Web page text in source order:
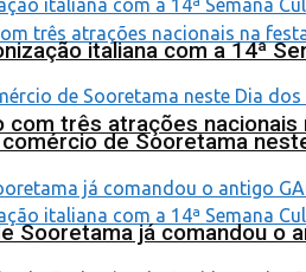
com três atrações
italiana com a 14ª
de Sooretama
Sooretama já comandou o